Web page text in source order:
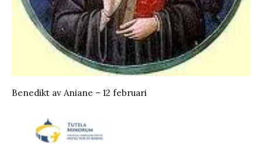
Benedikt av Aniane – 12 februari